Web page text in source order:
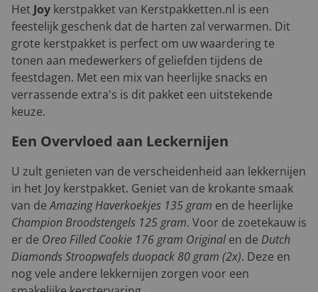
Het Joy kerstpakket van Kerstpakketten.nl is een
feestelijk geschenk dat de harten zal verwarmen. Dit
grote kerstpakket is perfect om uw waardering te
tonen aan medewerkers of geliefden tijdens de
feestdagen. Met een mix van heerlijke snacks en
verrassende extra's is dit pakket een uitstekende
keuze.
Een Overvloed aan Leckernijen
U zult genieten van de verscheidenheid aan lekkernijen
in het Joy kerstpakket. Geniet van de krokante smaak
van deAmazing Haverkoekjes 135 gram en de heerlijke
Champion Broodstengels 125 gram. Voor de zoetekauw is
er de Oreo Filled Cookie 176 gram Originalen de Dutch
Diamonds Stroopwafels duopack 80 gram (2x). Deze en
nog vele andere lekkernijen zorgen voor een